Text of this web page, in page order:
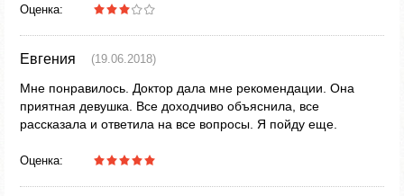
Оценка:
Евгения (19.06.2018)
Мне понравилось. Доктор дала мне рекомендации. Она
приятная девушка. Все доходчиво объяснила, все
рассказала и ответила на все вопросы. Я пойду еще.
Оценка: